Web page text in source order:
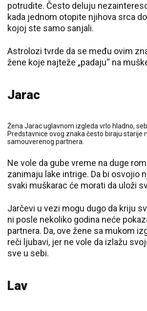
potrudite. Često deluju
kada jednom otopite njihova srca
kojoj ste samo sanjali.
Astrolozi tvrde da se među ovim
žene koje najteže „padaju“ na
Jarac
Žena Jarac uglavnom izgleda vrlo hladno,
Predstavnice ovog znaka često biraju starije
samouverenog partnera.
Ne vole da gube vreme na duge
zanimaju lake intrige. Da bi osvojio
svaki muškarac će morati da uloži
Jarčevi u vezi mogu dugo da kriju
ni posle nekoliko godina neće
partnera. Da, ove žene sa mukom
reči ljubavi, jer ne vole da izlažu
sve u sebi.
Lav